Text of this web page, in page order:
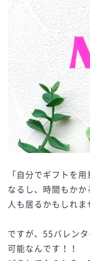
「自分でギフトを
なるし、時間もか
人も居るかもしれま
ですが、55バレン
可能なんです！！